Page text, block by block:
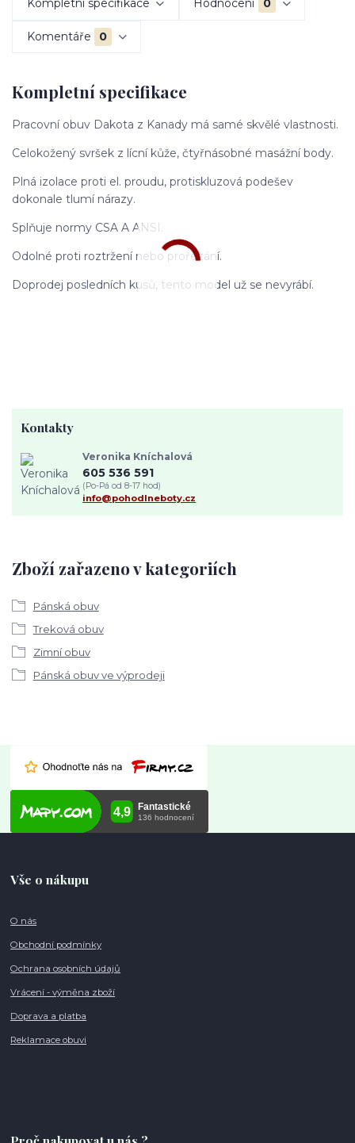
Kompletní specifikace Hodnocení 0
Komentáře 0
Kompletní specifikace
Pracovní obuv Dakota z Kanady má samé skvělé vlastnosti.
Celokožený svršek z lícní kůže, čtyřnásobné masážní body.
Plná izolace proti el. proudu, protiskluzová podešev
dokonale tlumí nárazy.
Splňuje normy CSA A ANSI.
Odolné proti roztržení nebo prořezání.
Doprodej posledních kusů, tento model už se nevyrábí.
Zboží zařazeno v kategoriích
Pánská obuv
Treková obuv
Zimní obuv
Pánská obuv ve výprodeji
Kontakty
Veronika Kníchalová
605 536 591
(Po-Pá od 8-17 hod)
info@pohodlneboty.cz
Vše o nákupu
O nás
Obchodní podmínky
Ochrana osobních údajů
Vrácení - výměna zboží
Doprava a platba
Reklamace obuvi